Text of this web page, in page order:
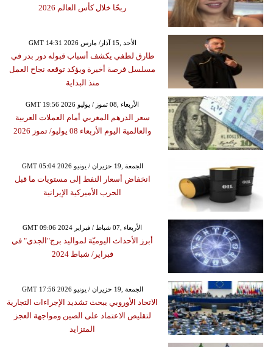
ربحًا خلال كأس العالم 2026
GMT 14:31 2026 الأحد ,15 آذار/ مارس
طارق لطفي يكشف أسباب قبوله دور بدر في
مسلسل فرصة أخيرة ويؤكد توقعه نجاح العمل
منذ البداية
GMT 19:56 2026 الأربعاء ,08 تموز / يوليو
سعر الدرهم المغربي أمام العملات العربية
والعالمية اليوم الأربعاء 08 يوليو/ تموز 2026
GMT 05:04 2026 الجمعة ,19 حزيران / يونيو
انخفاض أسعار النفط إلى مستويات ما قبل
الحرب الأميركية الإيرانية
GMT 09:06 2024 الأربعاء ,07 شباط / فبراير
أبرز الأحداث اليوميّة لمواليد برج"الجدي" في
فبراير/ شباط 2024
GMT 17:56 2026 الجمعة ,19 حزيران / يونيو
الاتحاد الأوروبي يبحث تشديد الإجراءات التجارية
لتقليص الاعتماد على الصين ومواجهة العجز
المتزايد